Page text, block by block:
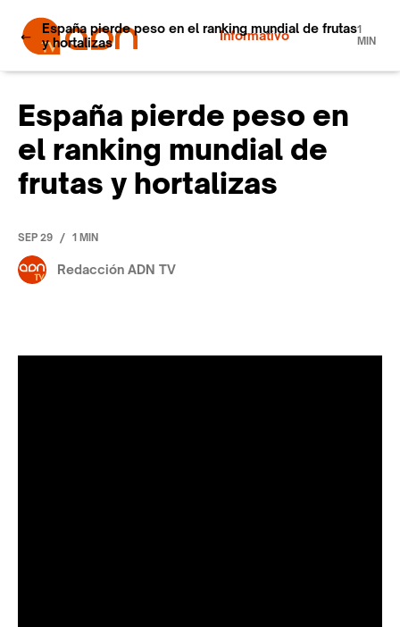
Informativo
España pierde peso en el ranking mundial de frutas
y hortalizas
1
MIN
España pierde peso en
el ranking mundial de
frutas y hortalizas
SEP 29 / 1 MIN
Redacción ADN TV